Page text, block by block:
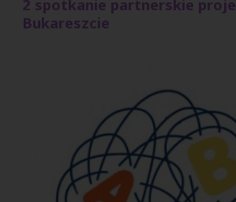
2 spotkanie partnerskie
Bukareszcie